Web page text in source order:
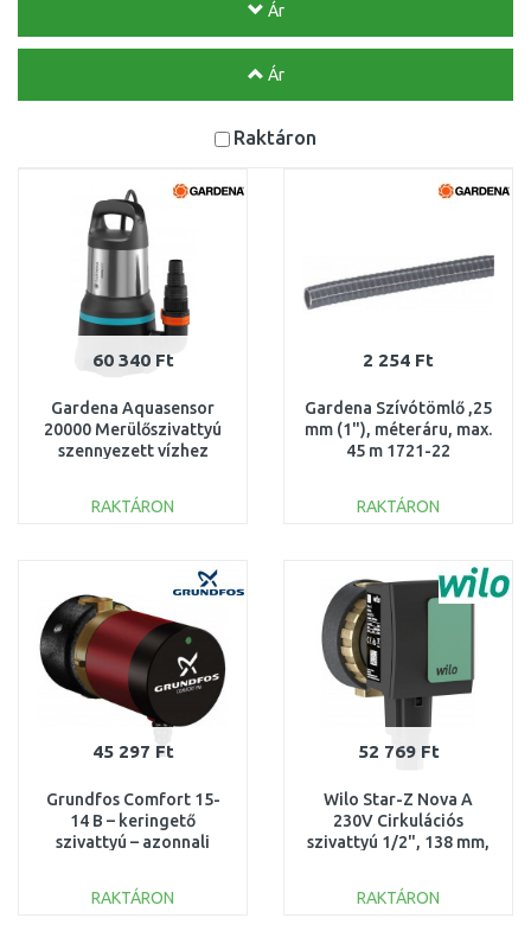
Ár
Ár
Raktáron
60 340 Ft
Gardena Aquasensor
20000 Merülőszivattyú
szennyezett vízhez
20
RAKTÁRON
2 254 Ft
Gardena Szívótömlő ,25
mm (1"), méteráru, max.
45 m 1721-22
RAKTÁRON
Összehasonlítás
45 297 Ft
Grundfos Comfort 15-
14 B – keringető
szivattyú – azonnali
RAKTÁRON
52 769 Ft
Wilo Star-Z Nova A
230V Cirkulációs
szivattyú 1/2", 138 mm,
RAKTÁRON